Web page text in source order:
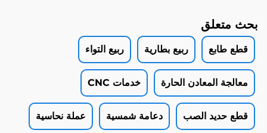
بحث متعلق
قطع طابع ربيع بطارية ربيع التواء
معالجة المعادن الحارة خدمات CNC
قطع حديد الصب دعامة شمسية عملة نحاسية